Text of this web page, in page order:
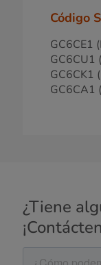
Código
GC6CE1
GC6CU1
GC6CK1
GC6CA1
¿Tiene